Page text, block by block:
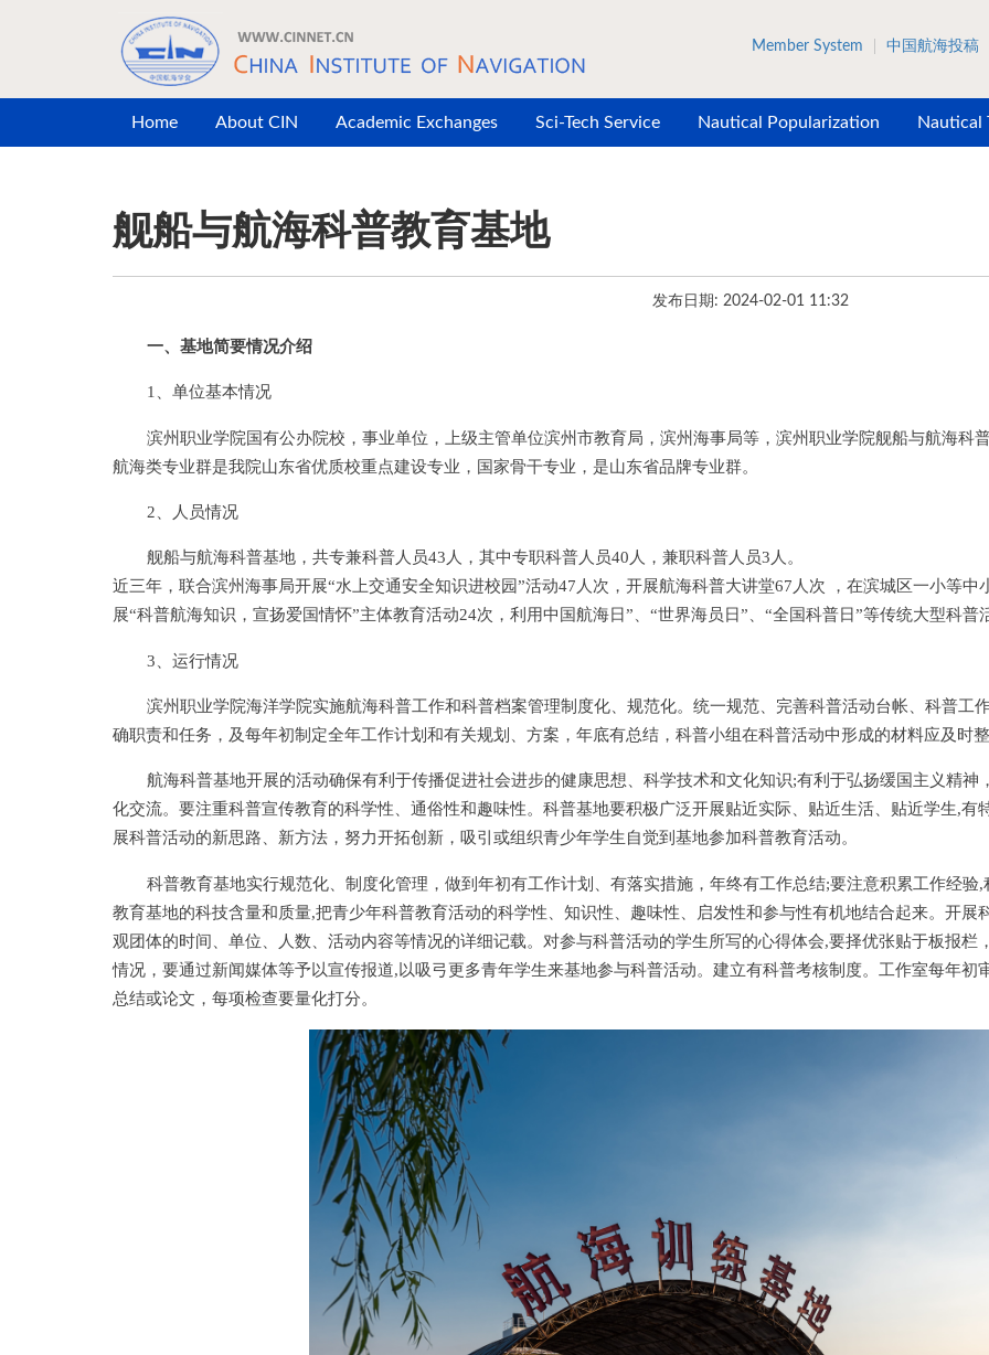
Member System 中国航海投稿
Home About CIN Academic Exchanges Sci-Tech Service Nautical Popularization Nautical
舰船与航海科普教育基地
发布日期: 2024-02-01 11:32
一、基地简要情况介绍
1、单位基本情况
滨州职业学院国有公办院校，事业单位，上级主管单位滨州市教育局，滨州海事局等，滨州职业学院舰船与航海科
航海类专业群是我院山东省优质校重点建设专业，国家骨干专业，是山东省品牌专业群。
2、人员情况
舰船与航海科普基地，共专兼科普人员43人，其中专职科普人员40人，兼职科普人员3人。
近三年，联合滨州海事局开展“水上交通安全知识进校园”活动47人次，开展航海科普大讲堂67人次 ，在滨城区一小等
展“科普航海知识，宣扬爱国情怀”主体教育活动24次，利用中国航海日”、“世界海员日”、“全国科普日”等传统大型科
3、运行情况
滨州职业学院海洋学院实施航海科普工作和科普档案管理制度化、规范化。统一规范、完善科普活动台帐、科普工
确职责和任务，及每年初制定全年工作计划和有关规划、方案，年底有总结，科普小组在科普活动中形成的材料应及时
航海科普基地开展的活动确保有利于传播促进社会进步的健康思想、科学技术和文化知识;有利于弘扬缓国主义精
化交流。要注重科普宣传教育的科学性、通俗性和趣味性。科普基地要积极广泛开展贴近实际、贴近生活、贴近学生,
展科普活动的新思路、新方法，努力开拓创新，吸引或组织青少年学生自觉到基地参加科普教育活动。
科普教育基地实行规范化、制度化管理，做到年初有工作计划、有落实措施，年终有工作总结;要注意积累工作经
教育基地的科技含量和质量,把青少年科普教育活动的科学性、知识性、趣味性、启发性和参与性有机地结合起来。开
观团体的时间、单位、人数、活动内容等情况的详细记载。对参与科普活动的学生所写的心得体会,要择优张贴于板报
情况，要通过新闻媒体等予以宣传报道,以吸弓更多青年学生来基地参与科普活动。建立有科普考核制度。工作室每年
总结或论文，每项检查要量化打分。